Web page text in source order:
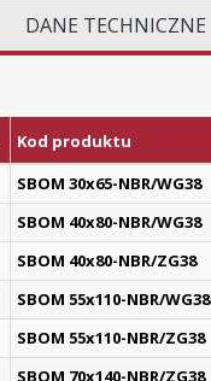
DANE TECHNICZNE
Kod produktu
SBOM 30x65-NBR/WG38
SBOM 40x80-NBR/WG38
SBOM 40x80-NBR/ZG38
SBOM 55x110-NBR/WG38
SBOM 55x110-NBR/ZG38
SBOM 70x140-NBR/ZG38